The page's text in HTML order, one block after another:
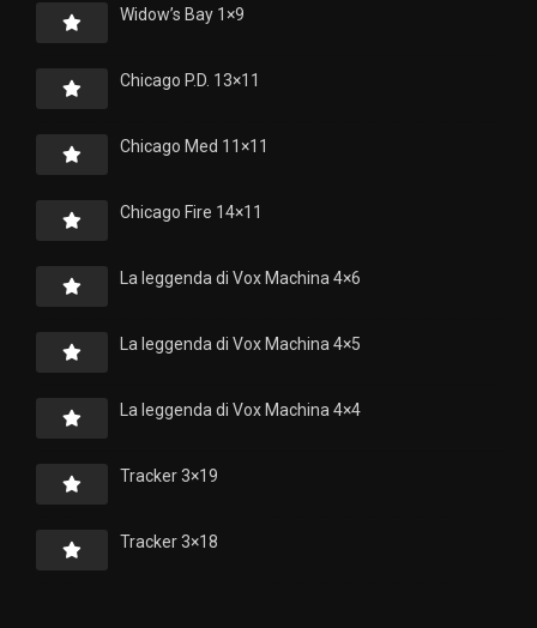
Widow’s Bay 1×9
Chicago P.D. 13×11
Chicago Med 11×11
Chicago Fire 14×11
La leggenda di Vox Machina 4×6
La leggenda di Vox Machina 4×5
La leggenda di Vox Machina 4×4
Tracker 3×19
Tracker 3×18